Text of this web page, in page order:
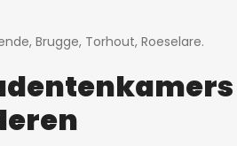
Brugge, Torhout, Roeselare.